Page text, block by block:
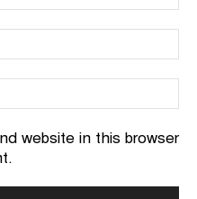
website in this browser